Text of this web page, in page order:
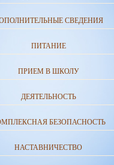
СВЕДЕНИЯ
ПИТАНИЕ
ПРИЕМ В ШКОЛУ
ДЕЯТЕЛЬНОСТЬ
БЕЗОПАСНОСТЬ
НАСТАВНИЧЕСТВО